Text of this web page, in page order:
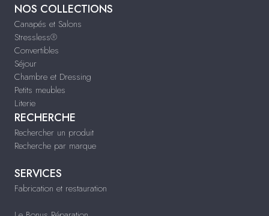
NOS COLLECTIONS
Canapés et Salons
Stressless®
Convertibles
Séjour
Chambre et Dressing
Petits meubles
Literie
RECHERCHE
Rechercher un produit
Recherche par marque
SERVICES
Fabrication et restauration